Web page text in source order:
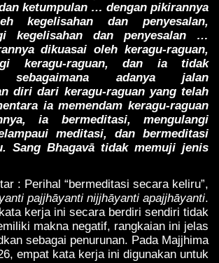
ketumpulan … dengan pikirannya
kegelisahan dan penyesalan,
kegelisahan dan penyesalan …
dikuasai oleh keragu-raguan,
keragu-raguan, dan ia tidak
sebagaimana adanya jalan
diri dari keragu-raguan yang telah
ia memendam keragu-raguan
ia bermeditasi, mengulangi
meditasi, dan bermeditasi
Sang Bhagavā tidak memuji jenis
: Perihal “bermeditasi secara keliru”,
pajjhāyanti nijjhāyanti apajjhāyanti.
kerja ini secara berdiri sendiri tidak
makna negatif, rangkaian ini jelas
sebagai penurunan. Pada Majjhima
empat kata kerja ini digunakan untuk